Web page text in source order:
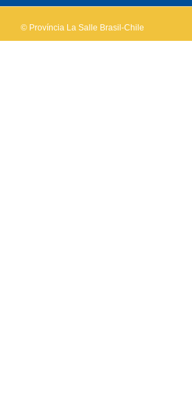
© Província La Salle Brasil-Chile